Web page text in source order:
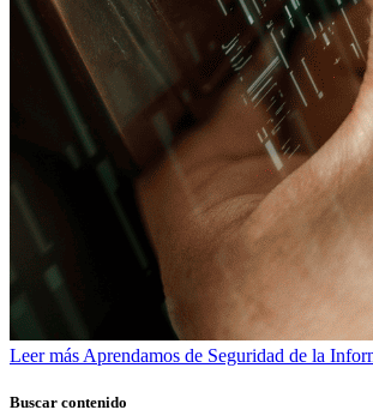
Leer más Aprendamos de Seguridad de la
Buscar contenido